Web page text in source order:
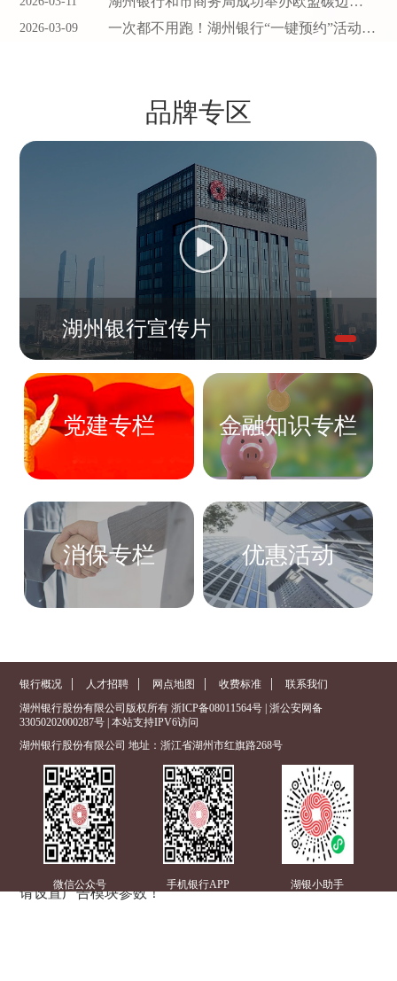
2026-03-09 一次都不用跑！湖州银行“一键预约”活动服务来了
品牌专区
湖州银行宣传片
党建专栏 金融知识专栏
消保专栏 优惠活动
请设置广告模块参数！
银行概况 | 人才招聘 | 网点地图 | 收费标准 |
联系我们
湖州银行股份有限公司版权所有浙ICP备08011564号 |浙公安网备
33050202000287号 | 本站支持IPV6访问
湖州银行股份有限公司 地址：浙江省湖州市红旗路268号
微信公众号 手机银行APP 湖银小助手